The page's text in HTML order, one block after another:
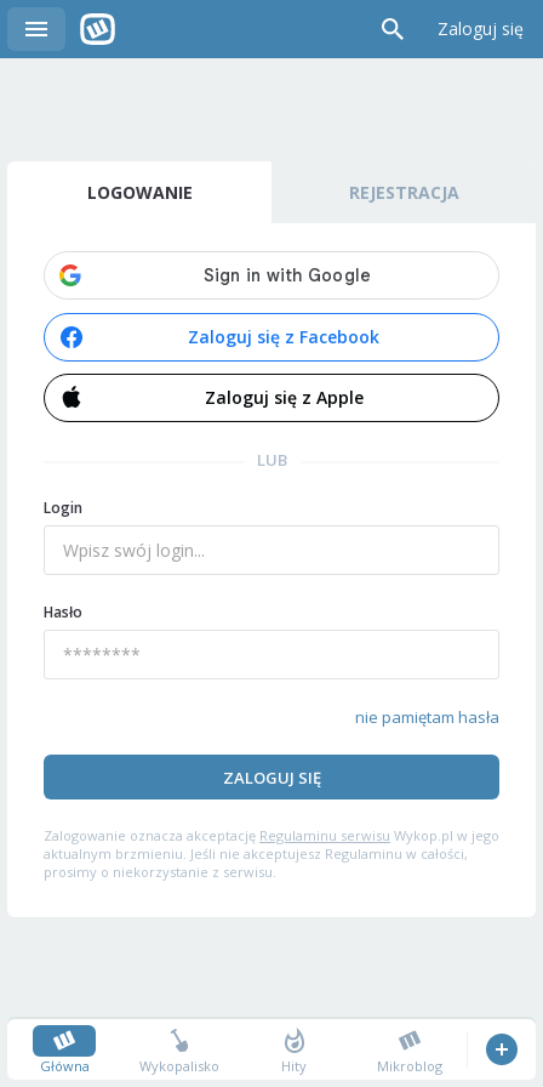
Zaloguj się
LOGOWANIE REJESTRACJA
Zaloguj się z Facebook
Zaloguj się z Apple
LUB
Login
Hasło
nie pamiętam hasła
ZALOGUJ SIĘ
Zalogowanie oznacza akceptację Regulaminu serwisu Wykop.pl w jego
aktualnym brzmieniu. Jeśli nie akceptujesz Regulaminu w całości,
prosimy o niekorzystanie z serwisu.
Główna Wykopalisko Hity Mikroblog